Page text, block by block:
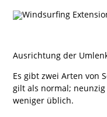
Ausrichtung der
Es gibt zwei Arten von
gilt als normal;
weniger üblich.